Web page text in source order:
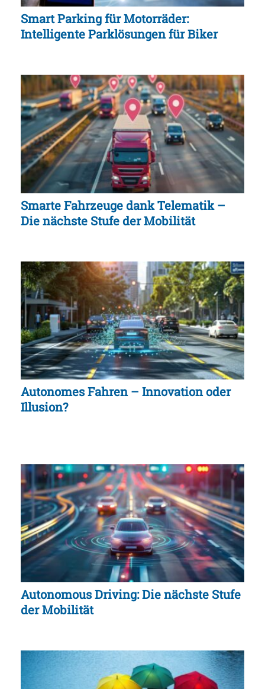
Smart Parking für Motorräder:
Intelligente Parklösungen für Biker
Smarte Fahrzeuge dank Telematik –
Die nächste Stufe der Mobilität
Autonomes Fahren – Innovation oder
Illusion?
Autonomous Driving: Die nächste Stufe
der Mobilität